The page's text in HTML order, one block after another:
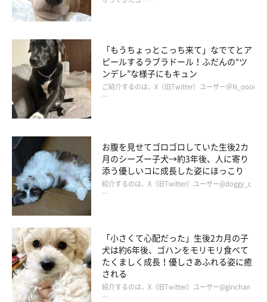
そして、「フードだけじゃなくてフードボウルも飽きたのかも
ね。それなら床にばらまくと食べるよ。本当は芝生とかがいいん
だけど、農薬の心配もあるし家のほうが安心でしょ」と教えても
らいました。匂いを嗅ぎながら食べ物を探す行為は犬の本能を刺
「もうちょっとこっち来て」なでてとア
ピールするラブラドール！ふだんの“ツ
ンデレ”な様子にもキュン
ご紹介するのは、X（旧Twitter）ユーザー＠N_oooi
…
お腹を見せてゴロゴロしていた生後2カ
月のシーズー子犬→約3年後、人に寄り
添う優しいコに成長した姿にほっこり
紹介するのは、X（旧Twitter）ユーザー@doggy_c
…
「小さくて心配だった」生後2カ月の子
犬は約6年後、ゴハンをモリモリ食べて
たくましく成長！優しさあふれる姿に癒
される
紹介するのは、X（旧Twitter）ユーザー@ginchan
…